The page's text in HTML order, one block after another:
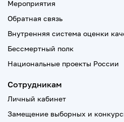
Мероприятия
Обратная связь
Внутренняя система оценки
Бессмертный полк
Национальные проекты России
Сотрудникам
Личный кабинет
Замещение выборных и